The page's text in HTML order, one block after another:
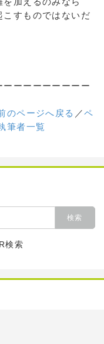
すものではないだ
ーーーーーーーー
のページへ戻る ／ペ
筆者一覧
検索